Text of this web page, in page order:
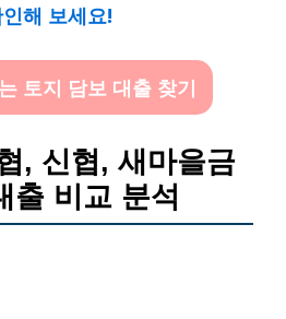
해 보세요!
토지 담보 대출 찾기
, 신협, 새마을금
출 비교 분석